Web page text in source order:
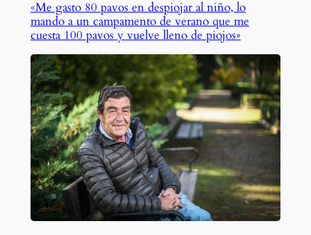
«Me gasto 80 pavos en despiojar al niño, lo
mando a un campamento de verano que me
cuesta 100 pavos y vuelve lleno de piojos»